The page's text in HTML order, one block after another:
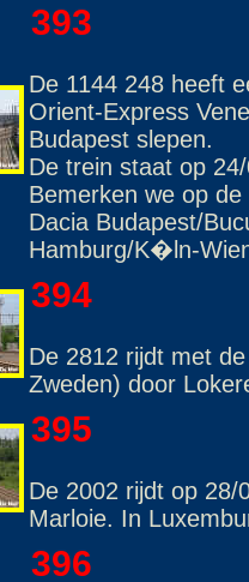
393
De 1144 248 heeft
Orient-Express
Budapest slepen.
De trein staat op
Bemerken we op
Dacia Budapest/
Hamburg/K�ln-
394
De 2812 rijdt met
Zweden) door
395
De 2002 rijdt op 28/
Marloie. In
396